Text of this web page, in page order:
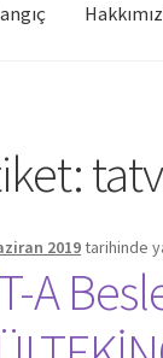
2019tarihinde
A